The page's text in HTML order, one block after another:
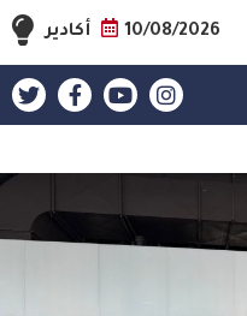
10/08/2026 أكادير